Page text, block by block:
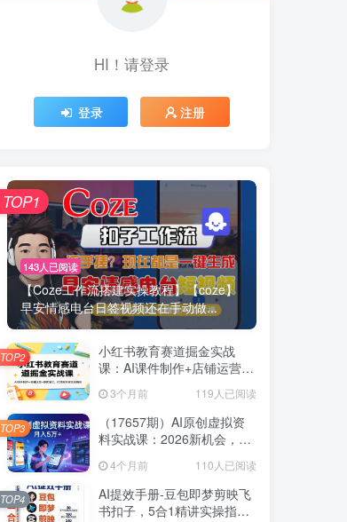
HI！请登录
登录 注册
143人已阅读
【Coze工作流搭建实操教程】【coze】
早安情感电台日签视频还在手动做...
TOP1
小红书教育赛道掘金实战
课：AI课件制作+店铺运营
+爆款笔记，打通知识变现全
路径3个月前 119人已阅读
TOP2
（17657期）AI原创虚拟资
料实战课：2026新机会，小
轻松变现，月入5万+
4个月前 110人已阅读
TOP3
AI提效手册-豆包即梦剪映飞
书扣子，5合1精讲实操指
TOP4